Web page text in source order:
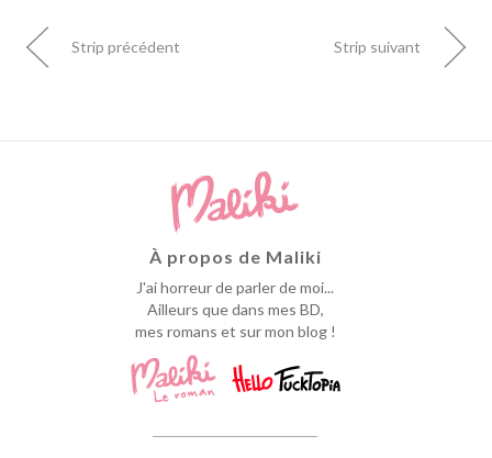
Strip précédent Strip suivant
À propos de Maliki
J'ai horreur de parler de moi...
Ailleurs que dans mes BD,
mes romans et sur mon blog !